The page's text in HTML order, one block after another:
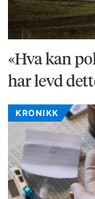
«Hva kan
har levd
KRONIKK